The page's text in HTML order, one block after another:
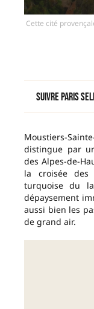
Cette cité
Suivre Paris
Moustiers-
distingue par
des Alpes-de-
la croisée
turquoise du
dépaysement
aussi bien les
de grand air.